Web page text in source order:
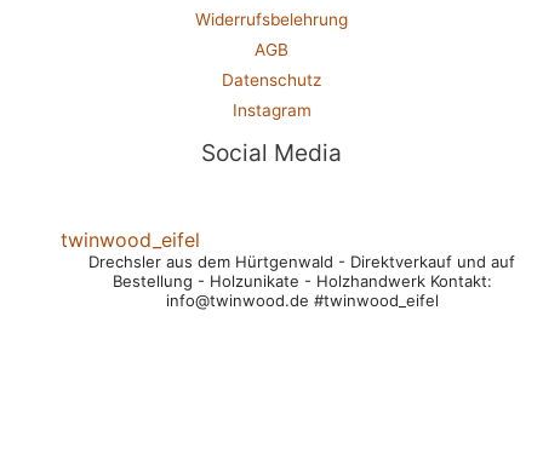
Widerrufsbelehrung
AGB
Datenschutz
Instagram
Social Media
twinwood_eifel
Drechsler aus dem Hürtgenwald - Direktverkauf und auf
Bestellung - Holzunikate - HolzhandwerkKontakt:
info@twinwood.de #twinwood_eifel